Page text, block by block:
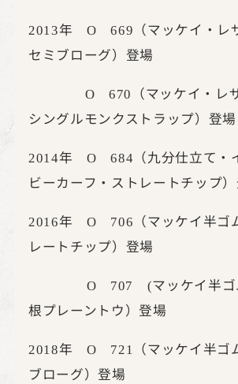
2013年 O 669 （マッケイ・レ
セミブローグ）登場
O 670 （マッケイ・レ
シングルモンクストラップ）登場
2014年 O 684 （九分仕立て
ビーカーフ・ストレートチップ
2016年 O 706 （マッケイ半
レートチップ）登場
O 707 (マッケイ半
根プレーントウ）登場
2018年 O 721 （マッケイ半
ブローグ）登場